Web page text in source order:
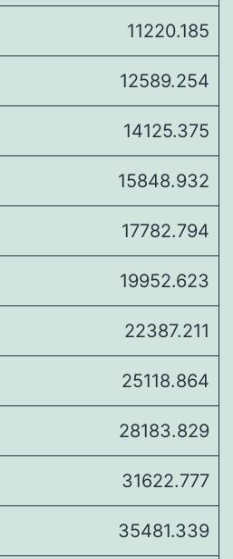
11220.185
12589.254
14125.375
15848.932
17782.794
19952.623
22387.211
25118.864
28183.829
31622.777
35481.339